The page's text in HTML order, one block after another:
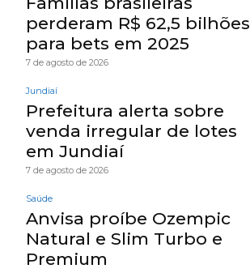
perderam R$ 62,5 bilhões
para bets em 2025
7 de agosto de 2026
Jundiaí
Prefeitura alerta sobre
venda irregular de lotes
em Jundiaí
7 de agosto de 2026
Saúde
Anvisa proíbe Ozempic
Natural e Slim Turbo e
Premium